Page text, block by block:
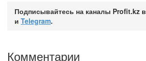
Подписывайтесь на каналы Profit.kz в
и Telegram.
Комментарии